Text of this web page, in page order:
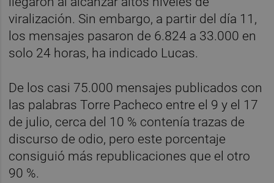
viralización. Sin embargo, a partir del día 11,
los mensajes pasaron de 6.824 a 33.000 en
solo 24 horas, ha indicado Lucas.
De los casi 75.000 mensajes publicados con
las palabras Torre Pacheco entre el 9 y el 17
de julio, cerca del 10 % contenía trazas de
discurso de odio, pero este porcentaje
consiguió más republicaciones que el otro
90 %.